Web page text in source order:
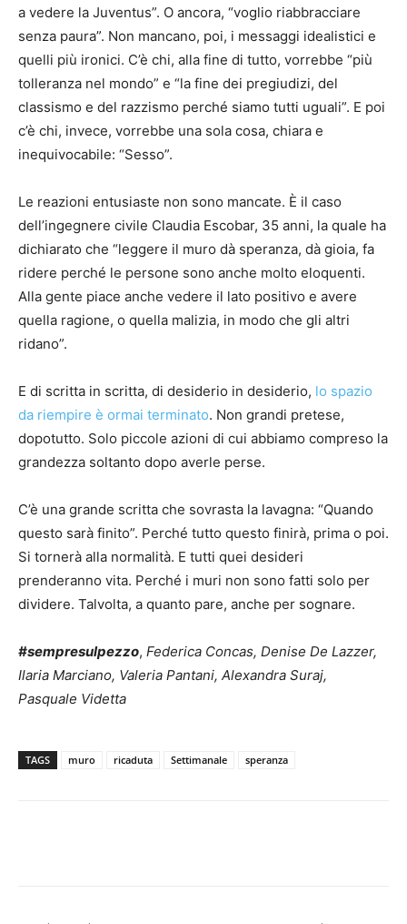
a vedere la Juventus”. O ancora, “voglio riabbracciare
senza paura”. Non mancano, poi, i messaggi idealistici e
quelli più ironici. C’è chi, alla fine di tutto, vorrebbe “più
tolleranza nel mondo” e “la fine dei pregiudizi, del
classismo e del razzismo perché siamo tutti uguali”. E poi
c’è chi, invece, vorrebbe una sola cosa, chiara e
inequivocabile: “Sesso”.
Le reazioni entusiaste non sono mancate. È il caso
dell’ingegnere civile Claudia Escobar, 35 anni, la quale ha
dichiarato che “leggere il muro dà speranza, dà gioia, fa
ridere perché le persone sono anche molto eloquenti.
Alla gente piace anche vedere il lato positivo e avere
quella ragione, o quella malizia, in modo che gli altri
ridano”.
E di scritta in scritta, di desiderio in desiderio, lo spazio
da riempire è ormai terminato. Non grandi pretese,
dopotutto. Solo piccole azioni di cui abbiamo compreso la
grandezza soltanto dopo averle perse.
C’è una grande scritta che sovrasta la lavagna: “Quando
questo sarà finito”. Perché tutto questo finirà, prima o poi.
Si tornerà alla normalità. E tutti quei desideri
prenderanno vita. Perché i muri non sono fatti solo per
dividere. Talvolta, a quanto pare, anche per sognare.
#sempresulpezzo, Federica Concas, Denise De Lazzer,
Ilaria Marciano, Valeria Pantani, Alexandra Suraj,
Pasquale Videtta
TAGS muro ricaduta Settimanale speranza